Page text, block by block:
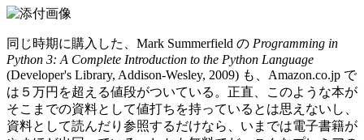
同じ時期に購入した、Mark Summerfield の Programming in
Python 3: A Complete Introduction to the Python Language
(Developer's Library, Addison-Wesley, 2009) も、Amazon.co.jp で
は５万円を超える値段がついている。正直、このような本が
そこまでの資料として値打ちを持っているとは思えないし、
資料として読んだり参照するだけなら、いまでは電子書籍が